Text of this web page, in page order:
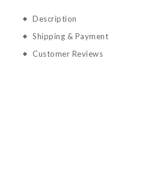
Description
Shipping & Payment
Customer Reviews